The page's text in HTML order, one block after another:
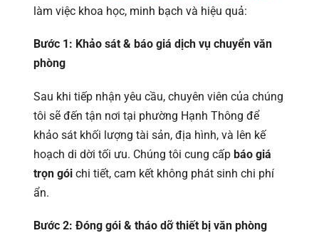
làm việc khoa học, minh bạch và hiệu quả:
Bước 1: Khảo sát & báo giá dịch vụ chuyển văn
phòng
Sau khi tiếp nhận yêu cầu, chuyên viên của chúng
tôi sẽ đến tận nơi tại phường Hạnh Thông để
khảo sát khối lượng tài sản, địa hình, và lên kế
hoạch di dời tối ưu. Chúng tôi cung cấp báo giá
trọn gói chi tiết, cam kết không phát sinh chi phí
ẩn.
Bước 2: Đóng gói & tháo dỡ thiết bị văn phòng